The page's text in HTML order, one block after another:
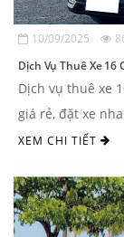
10/09/2025
Dịch Vụ Thuê Xe
Dịch vụ thuê xe
giá rẻ, đặt xe
mái tại Nguyễn
XEM CHI TIẾT